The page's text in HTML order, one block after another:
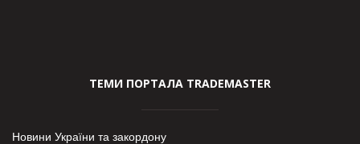
ТЕМИ ПОРТАЛА TRADEMASTER
Новини України та закордону